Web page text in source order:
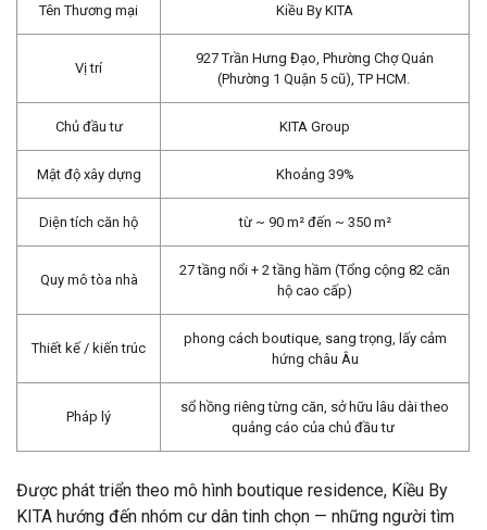
Tên Thương mại Kiều By KITA
Vị trí
927 Trần Hưng Đạo, Phường Chợ Quán
(Phường 1 Quận 5 cũ), TP HCM.
Chủ đầu tư KITA Group
Mật độ xây dựng Khoảng 39%
Diện tích căn hộ từ ~ 90 m² đến ~ 350 m²
Quy mô tòa nhà
27 tầng nổi + 2 tầng hầm (Tổng cộng 82 căn
hộ cao cấp)
Thiết kế / kiến trúc
phong cách boutique, sang trọng, lấy cảm
hứng châu Âu
Pháp lý
sổ hồng riêng từng căn, sở hữu lâu dài theo
quảng cáo của chủ đầu tư
Được phát triển theo mô hình boutique residence, Kiều By
KITA hướng đến nhóm cư dân tinh chọn — những người tìm